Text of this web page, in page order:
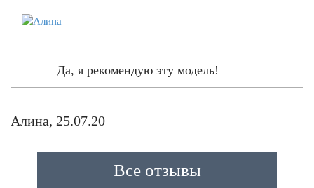
Да, я рекомендую эту модель!
Алина, 25.07.20
Все отзывы